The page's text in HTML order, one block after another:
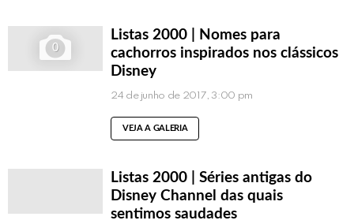
0
Listas 2000 | Nomes para
cachorros inspirados nos clássicos
Disney
24 de junho de 2017, 3:00 pm
VEJA A GALERIA
Listas 2000 | Séries antigas do
Disney Channel das quais
sentimos saudades